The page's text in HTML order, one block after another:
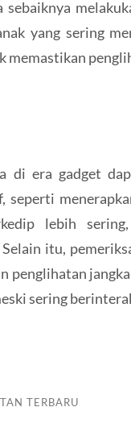
sebaiknya
yang sering
memastikan
di era gadget
seperti
lebih
itu,
penglihatan
sering
TERBARU